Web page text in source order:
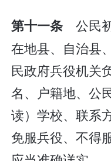
第十一条公民
在地县、自治县
民政府兵役机关
名、户籍地、公
读）学校、联系
免服兵役、不得